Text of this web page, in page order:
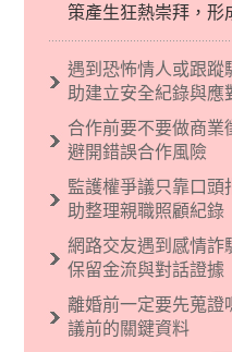
策產生狂熱崇拜，形
義後來就被拿來暗指
義傾向的人，通常對
烈的卓越感，因而瞧
現了男性沙文…
遇到恐怖情人或跟蹤
助建立安全紀錄與應
合作前要不要做商業
避開錯誤合作風險
監護權爭議只靠口頭
助整理親職照顧紀錄
網路交友遇到感情詐
保留金流與對話證據
離婚前一定要先蒐證
議前的關鍵資料